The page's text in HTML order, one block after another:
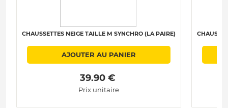
CHAUSSETTES NEIGE TAILLE M SYNCHRO (LA PAIRE)
AJOUTER AU PANIER
39.90 €
Prix unitaire